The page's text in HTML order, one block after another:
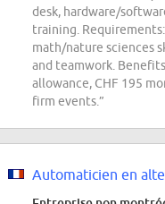
desk, hardware/
training.
math/nature sciences
and teamwork.
allowance, CHF 195
firm events.”
Automaticien en